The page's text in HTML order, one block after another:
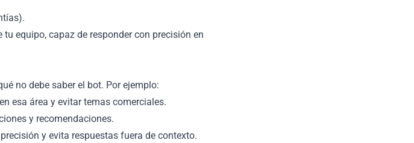
equipo, capaz de responder con precisión en
no debe saber el bot. Por ejemplo:
esa área y evitar temas comerciales.
y recomendaciones.
y evita respuestas fuera de contexto.